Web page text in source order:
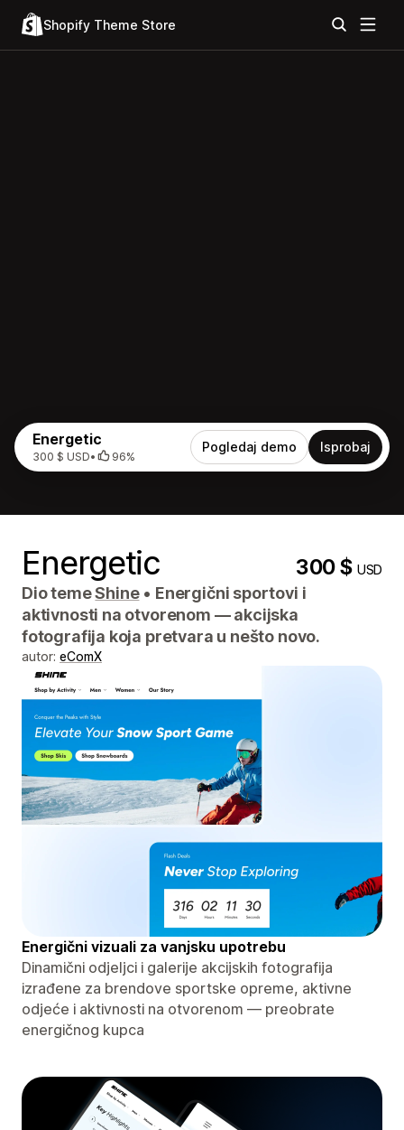
Shopify Theme Store
Energetic
300 $ USD• 96%
Pogledaj demo Isprobaj
Energetic 300 $USD
Dio temeShine • Energični sportovi i
aktivnosti na otvorenom — akcijska
fotografija koja pretvara u nešto novo.
autor: eComX
Energični vizuali za vanjsku upotrebu
Dinamični odjeljci i galerije akcijskih fotografija
izrađene za brendove sportske opreme, aktivne
odjeće i aktivnosti na otvorenom — preobrate
energičnog kupca